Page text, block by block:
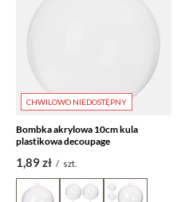
CHWILOWO NIEDOSTĘPNY
Bombka akrylowa 10cm kula
plastikowa decoupage
1,89 zł / szt.